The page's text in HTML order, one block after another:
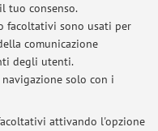
tuo consenso.
facoltativi sono usati per
comunicazione
degli utenti.
solo con i
attivando l'opzione